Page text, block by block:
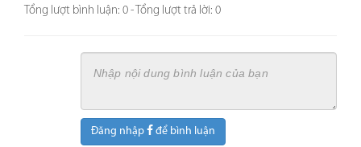
Tổng lượt bình luận: 0 - Tổng lượt trả lời: 0
Đăng nhập để bình luận